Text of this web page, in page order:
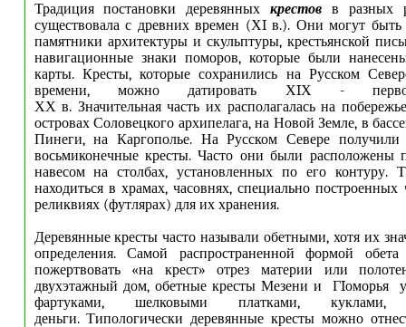
Традиция постановки деревянныхкрестов в разных
существовала с древних времен (ХI в.). Они могут быть
памятники архитектуры и скульптуры, крестьянской
навигационные знаки поморов, которые были
карты. Кресты, которые сохранились на Русском
времени, можно датировать ХIХ -
ХХ в. Значительная часть их располагалась на
островах Соловецкого архипелага, на Новой Земле, в
Пинеги, на Каргополье. На Русском Севере получили
восьмиконечные кресты. Часто они были расположены
навесом на столбах, установленных по его контуру.
находиться в храмах, часовнях, специально построенных
реликвиях (футлярах) для их хранения.
Деревянные кресты часто называли обетными, хотя их
определения. Самой распространенной формой
пожертвовать «на крест» отрез материи или
двухэтажный дом, обетные кресты Мезени и ГIоморья
фартуками, шелковыми платками,
деньги. Типологически деревянные кресты можно